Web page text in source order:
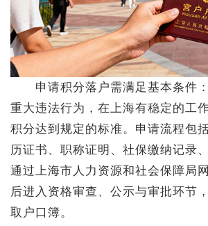
申请积分落户需满足基本条件：
重大违法行为，在上海有稳定的工
积分达到规定的标准。申请流程包
历证书、职称证明、社保缴纳记录
通过上海市人力资源和社会保障局
后进入资格审查、公示与审批环节
取户口簿。